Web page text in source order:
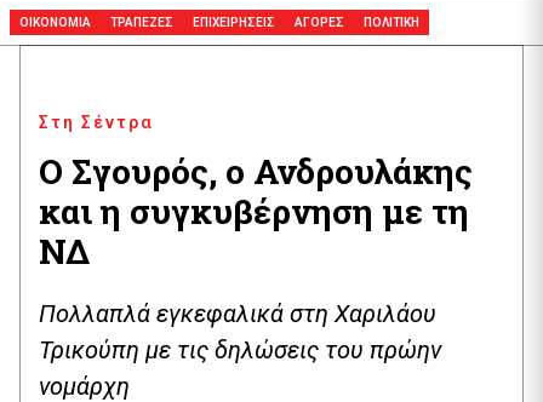
ΟΙΚΟΝΟΜΙΑ ΤΡΑΠΕΖΕΣ ΕΠΙΧΕΙΡΗΣΕΙΣ ΑΓΟΡΕΣ ΠΟΛΙΤΙΚΗ
Στη Σέντρα
Ο Σγουρός, ο Ανδρουλάκης
και η συγκυβέρνηση με τη
ΝΔ
Πολλαπλά εγκεφαλικά στη Χαριλάου
Τρικούπη με τις δηλώσεις του πρώην
νομάρχη